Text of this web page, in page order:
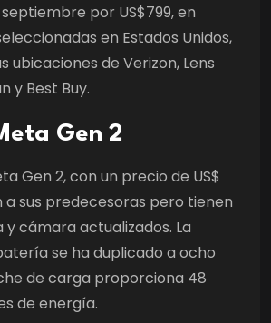
por US$799, en
en Estados Unidos,
ubicaciones de Verizon, Lens
y Best Buy.
Gen 2
Gen 2, con un precio de US$
a sus predecesoras pero tienen
cámara actualizados. La
se ha duplicado a ocho
de carga proporciona 48
de energía.